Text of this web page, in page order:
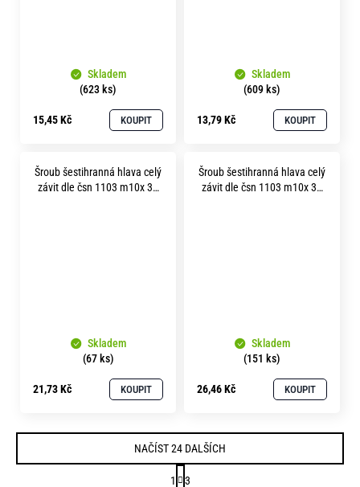
Skladem
(623 ks)
15,45 Kč KOUPIT
Skladem
(609 ks)
13,79 Kč KOUPIT
Šroub šestihranná hlava celý
závit dle čsn 1103 m10x 30
Skladem
(67 ks)
21,73 Kč KOUPIT
Šroub šestihranná hlava celý
závit dle čsn 1103 m10x 35
Skladem
(151 ks)
26,46 Kč KOUPIT
NAČÍST 24 DALŠÍCH
1 3